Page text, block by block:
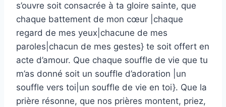
s’ouvre soit consacrée à ta gloire sainte, que
chaque battement de mon cœur |chaque
regard de mes yeux|chacune de mes
paroles|chacun de mes gestes} te soit offert en
acte d’amour. Que chaque souffle de vie que tu
m’as donné soit un souffle d’adoration |un
souffle vers toi|un souffle de vie en toi}. Que la
prière résonne, que nos prières montent, priez,